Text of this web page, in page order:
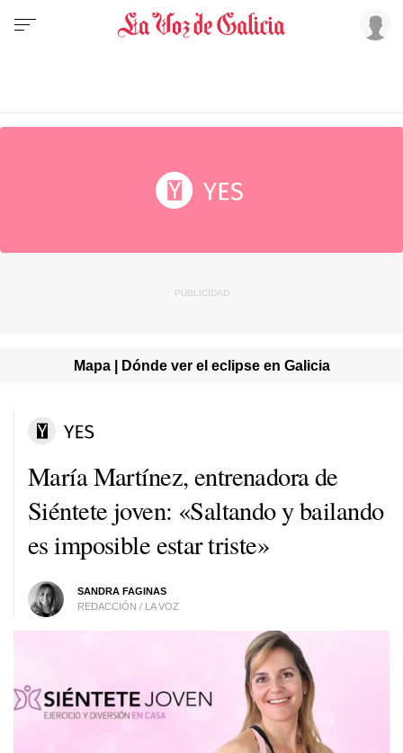
Mapa | Dónde ver el eclipse en Galicia
María Martínez, entrenadora de
Siéntete joven: «Saltando y bailando
es imposible estar triste»
SANDRA FAGINAS
REDACCIÓN / LA VOZ